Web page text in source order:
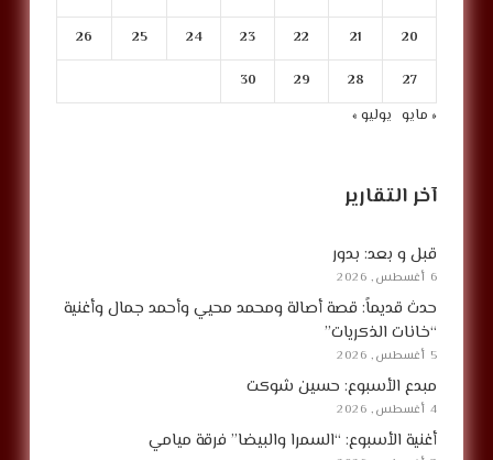
20
21
22
23
24
25
26
27
28
29
30
« مايو يوليو »
آخر التقارير
قبل و بعد: بدور
6 أغسطس, 2026
حدث قديماً: قصة أصالة ومحمد محيي وأحمد جمال وأغنية
“خانات الذكريات”
5 أغسطس, 2026
مبدع الأسبوع: حسين شوكت
4 أغسطس, 2026
أغنية الأسبوع: “السمرا والبيضا” فرقة ميامي